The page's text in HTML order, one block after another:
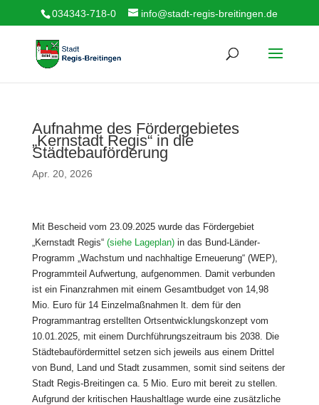
034343-718-0 info@stadt-regis-breitingen.de
Aufnahme des Fördergebietes
„Kernstadt Regis“ in die
Städtebauförderung
Apr. 20, 2026
Mit Bescheid vom 23.09.2025 wurde das Fördergebiet
„Kernstadt Regis“ (siehe Lageplan)in das Bund-Länder-
Programm „Wachstum und nachhaltige Erneuerung“ (WEP),
Programmteil Aufwertung, aufgenommen. Damit verbunden
ist ein Finanzrahmen mit einem Gesamtbudget von 14,98
Mio. Euro für 14 Einzelmaßnahmen lt. dem für den
Programmantrag erstellten Ortsentwicklungskonzept vom
10.01.2025, mit einem Durchführungszeitraum bis 2038. Die
Städtebaufördermittel setzen sich jeweils aus einem Drittel
von Bund, Land und Stadt zusammen, somit sind seitens der
Stadt Regis-Breitingen ca. 5 Mio. Euro mit bereit zu stellen.
Aufgrund der kritischen Haushaltlage wurde eine zusätzliche